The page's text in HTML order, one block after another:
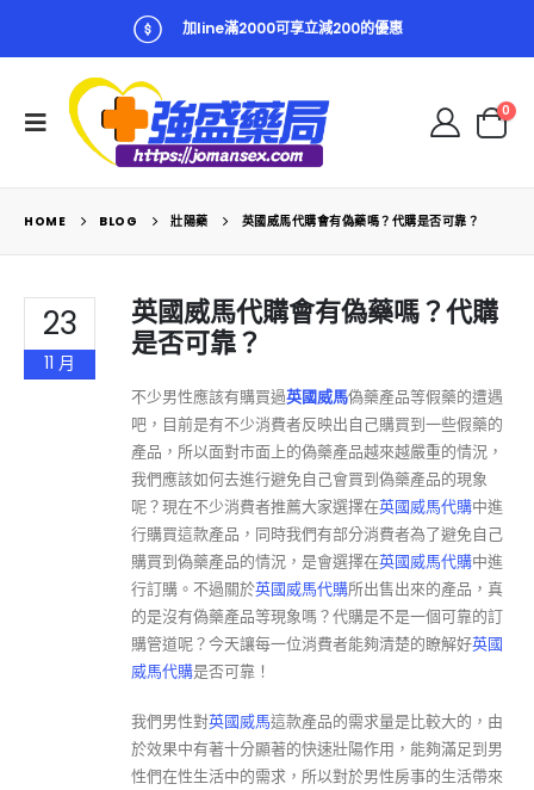
加line滿2000可享立減200的優惠
0
HOME BLOG 壯陽藥 英國威馬代購會有偽藥嗎？代購是否可靠？
23
11 月
英國威馬代購會有偽藥嗎？代購
是否可靠？
不少男性應該有購買過英國威馬偽藥產品等假藥的遭遇
吧，目前是有不少消費者反映出自己購買到一些假藥的
產品，所以面對市面上的偽藥產品越來越嚴重的情況，
我們應該如何去進行避免自己會買到偽藥產品的現象
呢？現在不少消費者推薦大家選擇在英國威馬代購中進
行購買這款產品，同時我們有部分消費者為了避免自己
購買到偽藥產品的情況，是會選擇在英國威馬代購中進
行訂購。不過關於英國威馬代購所出售出來的產品，真
的是沒有偽藥產品等現象嗎？代購是不是一個可靠的訂
購管道呢？今天讓每一位消費者能夠清楚的瞭解好英國
威馬代購是否可靠！
我們男性對英國威馬這款產品的需求量是比較大的，由
於效果中有著十分顯著的快速壯陽作用，能夠滿足到男
性們在性生活中的需求，所以對於男性房事的生活帶來